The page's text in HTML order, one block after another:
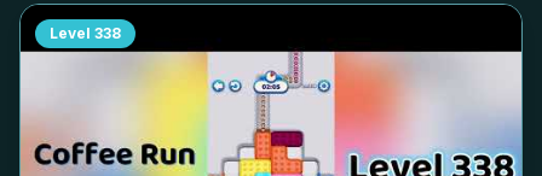
Level 338